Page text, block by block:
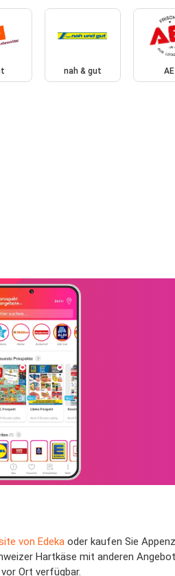
nah & gut
von Edeka oder kaufen Sie
Hartkäse mit anderen
Ort verfügbar.